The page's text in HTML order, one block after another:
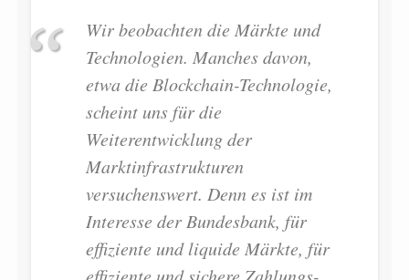
Wir beobachten die Märkte und
Technologien. Manches davon,
etwa die Blockchain-Technologie,
scheint uns für die
Weiterentwicklung der
Marktinfrastrukturen
versuchenswert. Denn es ist im
Interesse der Bundesbank, für
effiziente und liquide Märkte, für